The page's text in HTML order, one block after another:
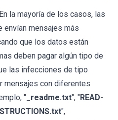
la mayoría de los casos, las
envían mensajes más
que los datos están
deben pagar algún tipo de
las infecciones de tipo
mensajes con diferentes
" _readme.txt", "READ-
",